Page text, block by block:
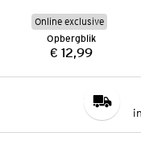
Online exclusive
Opbergblik
Prijs:
€ 12,99